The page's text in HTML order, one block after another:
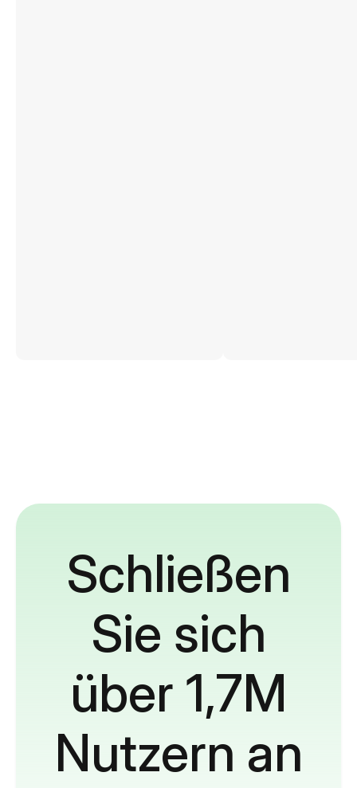
Schließen
Sie sich
über 1,7M
Nutzern an